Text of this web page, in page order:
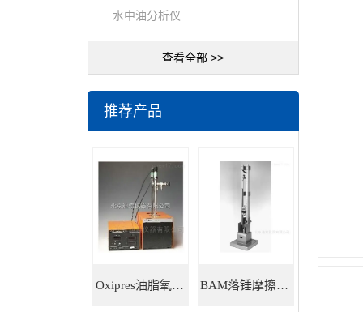
水中油分析仪
查看全部 >>
推荐产品
Oxipres油脂氧化稳定性仪 BAM落锤摩擦感度仪